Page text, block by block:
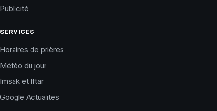
Publicité
SERVICES
Horaires de prières
Météo du jour
Imsak et Iftar
Google Actualités